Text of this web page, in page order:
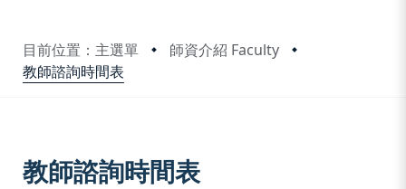
目前位置：主選單
師資介紹 Faculty
教師諮詢時間表
教師諮詢時間表